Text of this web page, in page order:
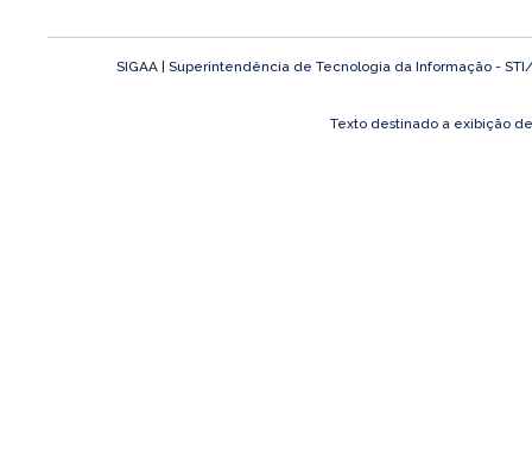
SIGAA | Superintendência de Tecnologia da Informação -
Texto destinado a exibição